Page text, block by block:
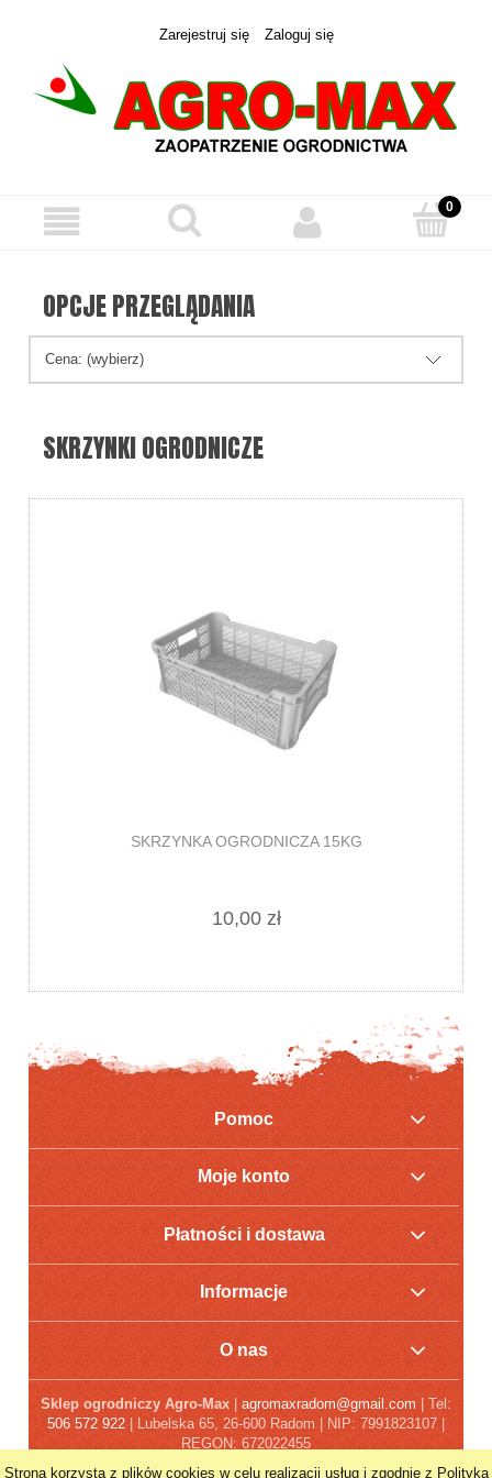
Strona korzysta z plików cookies w celu realizacji usług i zgodnie z Polityką
Zarejestruj się Zaloguj się
OPCJE PRZEGLĄDANIA
Cena: (wybierz)
SKRZYNKI OGRODNICZE
SKRZYNKA OGRODNICZA 15KG
10,00 zł
Pomoc
Moje konto
Płatności i dostawa
Informacje
O nas
Sklep ogrodniczy Agro-Max agromaxradom@gmail.com | Tel:
506 572 922 | Lubelska 65, 26-600 Radom | NIP: 7991823107 |
REGON: 672022455